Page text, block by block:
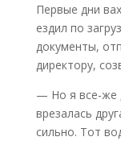
Первые дни
ездил по
документы,
директору,
— Но я все-же
врезалась
сильно. Тот